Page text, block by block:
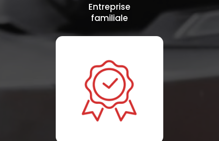
Entreprise
familiale